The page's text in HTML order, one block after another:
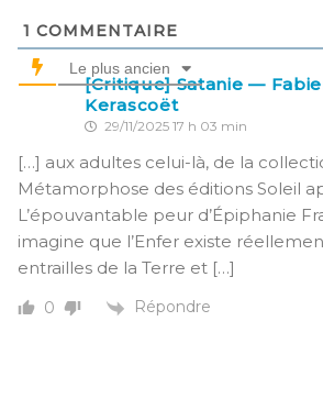
1 COMMENTAIRE
Le plus ancien
[Critique] Satanie —
Kerascoët
29/11/2025 17 h 03 min
[…] aux adultes celui-là, de la
Métamorphose des éditions Soleil
L’épouvantable peur d’Épiphanie
imagine que l’Enfer existe
entrailles de la Terre et […]
0 Répondre